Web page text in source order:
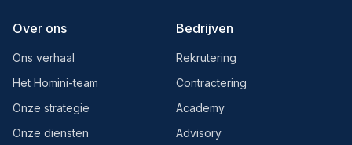
Over ons
Ons verhaal
Het Homini-team
Onze strategie
Onze diensten
Bedrijven
Rekrutering
Contractering
Academy
Advisory